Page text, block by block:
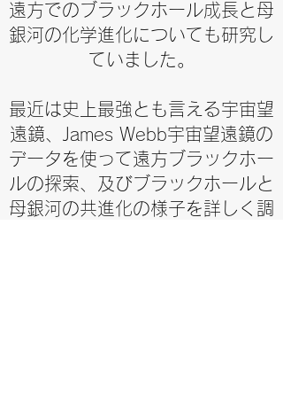
遠方でのブラックホール成長と母
銀河の化学進化についても研究し
ていました。
最近は史上最強とも言える宇宙望
遠鏡、James Webb宇宙望遠鏡の
データを使って遠方ブラックホー
ルの探索、及びブラックホールと
母銀河の共進化の様子を詳しく調